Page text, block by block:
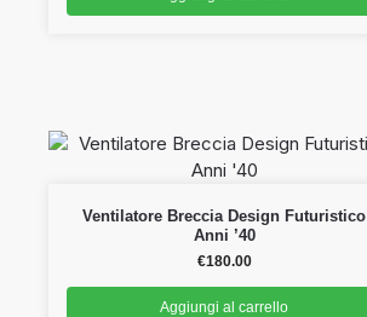
Ventilatore Breccia Design Futuristico
Anni ’40
€180.00
Aggiungi al carrello